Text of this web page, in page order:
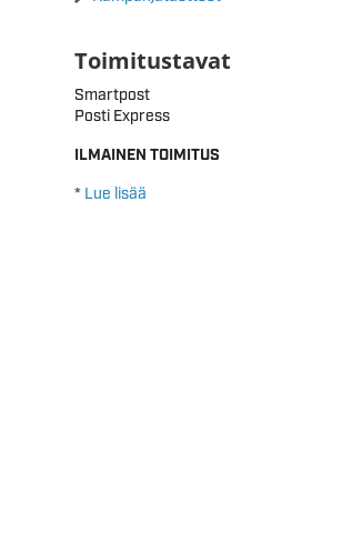
Toimitustavat
Smartpost
Posti Express
ILMAINEN TOIMITUS
* Lue lisää